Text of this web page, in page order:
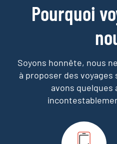
Pourquoi
Soyons honnête, nous
à proposer des voyages
avons quelques